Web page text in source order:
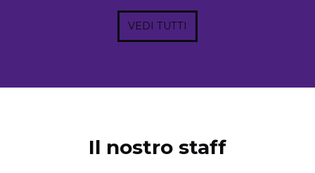
VEDI TUTTI
Il nostro staff